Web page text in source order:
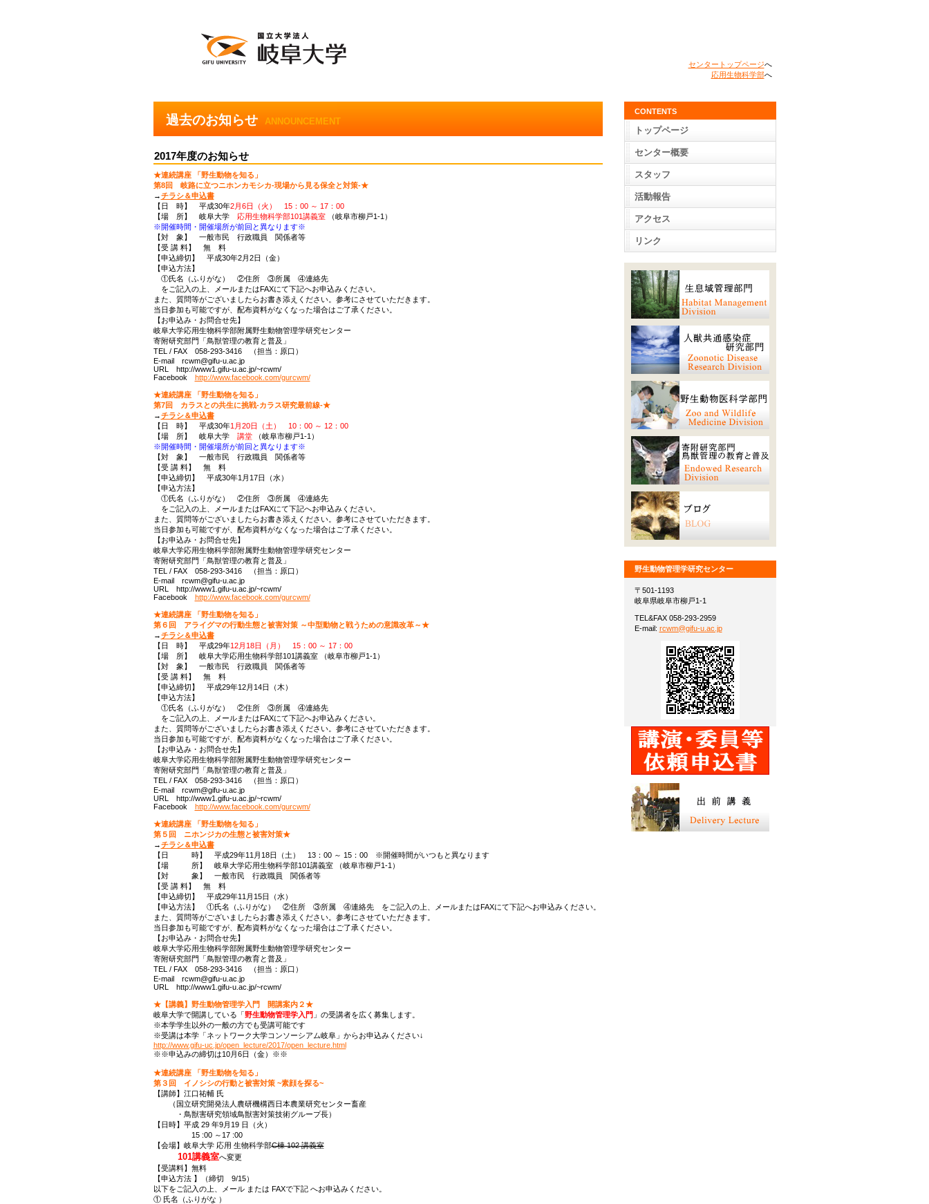
センタートップページへ
応用生物科学部へ
過去のお知らせ ANNOUNCEMENT
2017年度のお知らせ
★連続講座 「野生動物を知る」
第8回 岐路に立つニホンカモシカ-現場から見る保全と対策-★
→チラシ＆申込書
【日 時】 平成30年2月6日（火） 15：00 ～ 17：00
【場 所】 岐阜大学
応用生物科学部101講義室
（岐阜市柳戸1-1）
※開催時間・開催場所が前回と異なります※
【対 象】 一般市民 行政職員 関係者等
【受 講 料】 無 料
【申込締切】 平成30年2月2日（金）
【申込方法】
①氏名（ふりがな） ②住所 ③所属 ④連絡先
をご記入の上、メールまたはFAXにて下記へお申込みください。
また、質問等がございましたらお書き添えください。参考にさせていただきます。
当日参加も可能ですが、配布資料がなくなった場合はご了承ください。
【お申込み・お問合せ先】
岐阜大学応用生物科学部附属野生動物管理学研究センター
寄附研究部門「鳥獣管理の教育と普及」
TEL / FAX 058-293-3416 （担当：原口）
E-mail rcwm@gifu-u.ac.jp
URL http://www1.gifu-u.ac.jp/~rcwm/
Facebook http://www.facebook.com/gurcwm/
★連続講座 「野生動物を知る」
第7回 カラスとの共生に挑戦-カラス研究最前線-★
→チラシ＆申込書
【日 時】 平成30年1月20日（土） 10：00 ～ 12：00
【場 所】 岐阜大学 講堂
（岐阜市柳戸1-1）
※開催時間・開催場所が前回と異なります※
【対 象】 一般市民 行政職員 関係者等
【受 講 料】 無 料
【申込締切】 平成30年1月17日（水）
【申込方法】
①氏名（ふりがな） ②住所 ③所属 ④連絡先
をご記入の上、メールまたはFAXにて下記へお申込みください。
また、質問等がございましたらお書き添えください。参考にさせていただきます。
当日参加も可能ですが、配布資料がなくなった場合はご了承ください。
【お申込み・お問合せ先】
岐阜大学応用生物科学部附属野生動物管理学研究センター
寄附研究部門「鳥獣管理の教育と普及」
TEL / FAX 058-293-3416 （担当：原口）
E-mail rcwm@gifu-u.ac.jp
URL http://www1.gifu-u.ac.jp/~rcwm/
Facebook http://www.facebook.com/gurcwm/
★連続講座 「野生動物を知る」
第６回 アライグマの行動生態と被害対策 ～中型動物と戦うための意識改革～★
→チラシ＆申込書
【日 時】 平成29年12月18日（月） 15：00 ～ 17：00
【場 所】 岐阜大学応用生物科学部101講義室 （岐阜市柳戸1-1）
【対 象】 一般市民 行政職員 関係者等
【受 講 料】 無 料
【申込締切】 平成29年12月14日（木）
【申込方法】
①氏名（ふりがな） ②住所 ③所属 ④連絡先
をご記入の上、メールまたはFAXにて下記へお申込みください。
また、質問等がございましたらお書き添えください。参考にさせていただきます。
当日参加も可能ですが、配布資料がなくなった場合はご了承ください。
【お申込み・お問合せ先】
岐阜大学応用生物科学部附属野生動物管理学研究センター
寄附研究部門「鳥獣管理の教育と普及」
TEL / FAX 058-293-3416 （担当：原口）
E-mail rcwm@gifu-u.ac.jp
URL http://www1.gifu-u.ac.jp/~rcwm/
Facebook http://www.facebook.com/gurcwm/
★連続講座 「野生動物を知る」
第５回 ニホンジカの生態と被害対策★
→チラシ＆申込書
【日 時】 平成29年11月18日（土） 13：00 ～ 15：00 ※開催時間がいつもと異なります
【場 所】 岐阜大学応用生物科学部101講義室 （岐阜市柳戸1-1）
【対 象】 一般市民 行政職員 関係者等
【受 講 料】 無 料
【申込締切】 平成29年11月15日（水）
【申込方法】 ①氏名（ふりがな） ②住所 ③所属 ④連絡先 をご記入の上、メールまたはFAXにて下記へお申込みください。
また、質問等がございましたらお書き添えください。参考にさせていただきます。
当日参加も可能ですが、配布資料がなくなった場合はご了承ください。
【お申込み・お問合せ先】
岐阜大学応用生物科学部附属野生動物管理学研究センター
寄附研究部門「鳥獣管理の教育と普及」
TEL / FAX 058-293-3416 （担当：原口）
E-mail rcwm@gifu-u.ac.jp
URL http://www1.gifu-u.ac.jp/~rcwm/
★【講義】野生動物管理学入門 開講案内２★
岐阜大学で開講している「野生動物管理学入門 」の受講者を広く募集します。
※本学学生以外の一般の方でも受講可能です
※受講は本学「ネットワーク大学コンソーシアム岐阜」からお申込みください↓
http://www.gifu-uc.jp/open_lecture/2017/open_lecture.html
※※申込みの締切は10月6日（金）※※
★連続講座 「野生動物を知る」
第３回 イノシシの行動と被害対策 ~素顔を探る~
【講師】江口祐輔 氏
（国立研究開発法人農研機構西日本農業研究センター畜産
・鳥獣害研究領域鳥獣害対策技術グループ長）
【日時】平成 29 年9月19 日（火）
15 :00 ～17 :00
【会場】岐阜大学 応用 生物科学部C棟 102 講義室
101講義室へ変更
【受講料】無料
【申込方法 】（締切 9/15）
以下をご記入の上、メール または FAXで下記 へお申込みください。
① 氏名（ふりがな ）
CONTENTS
トップページ
センター概要
スタッフ
活動報告
アクセス
リンク
野生動物管理学研究センター
〒501-1193
岐阜県岐阜市柳戸1-1
TEL&FAX 058-293-2959
E-mail: rcwm@gifu-u.ac.jp